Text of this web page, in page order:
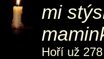
mi
Hoří už